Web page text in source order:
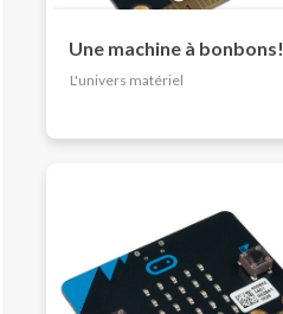
Une machine à bonbons!
L'univers matériel